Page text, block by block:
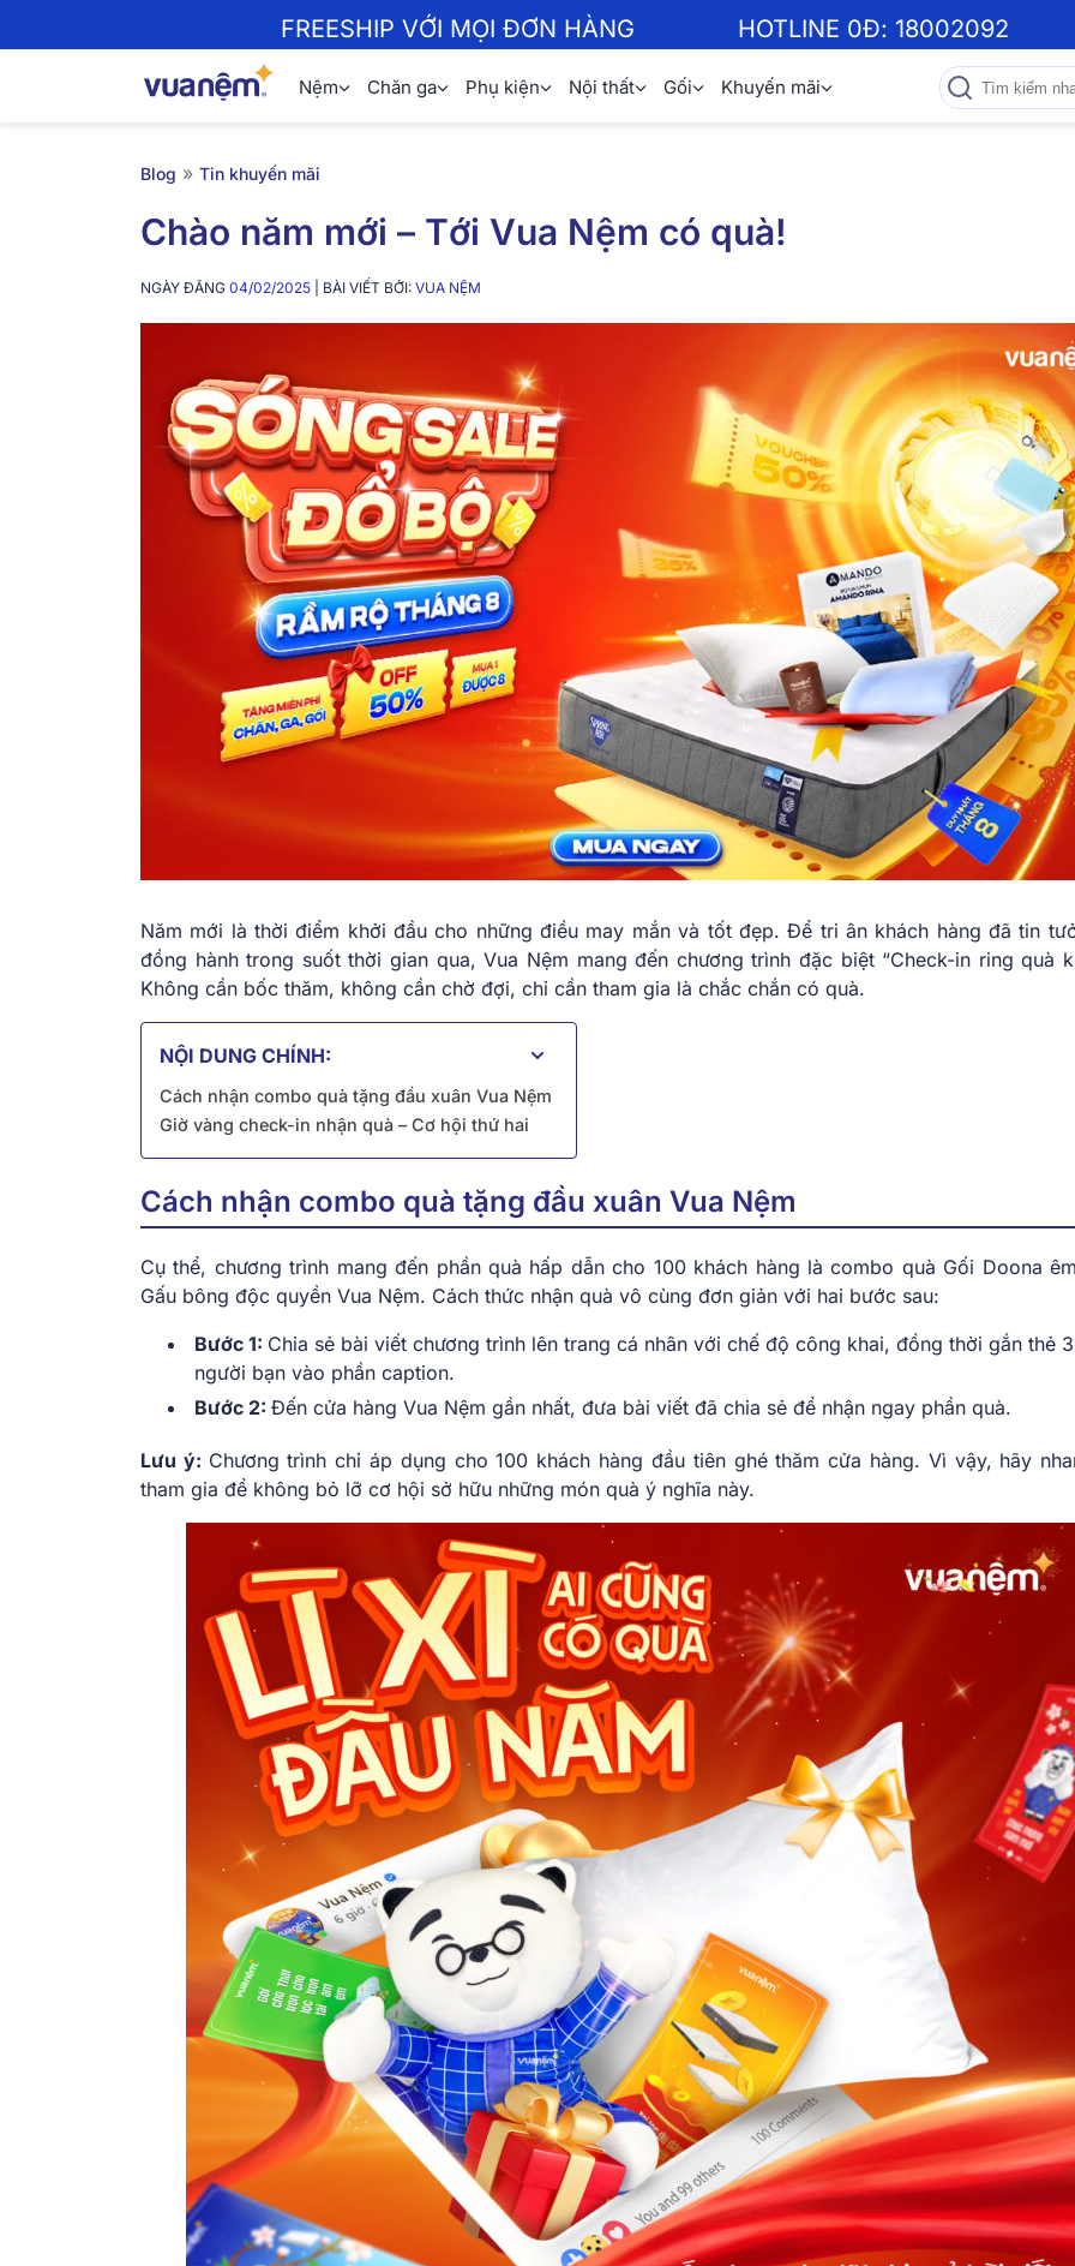
FREESHIP VỚI MỌI ĐƠN HÀNG HOTLINE 0Đ: 18002092
Nệm Chăn ga Phụ kiện Nội thất Gối Khuyến mãi
Blog » Tin khuyến mãi
Chào năm mới – Tới Vua Nệm có quà!
NGÀY ĐĂNG 04/02/2025 | BÀI VIẾT BỞI: VUA NỆM
Năm mới là thời điểm khởi đầu cho những điều may mắn và tốt đẹp. Để tri ân khách hàng đã tin
đồng hành trong suốt thời gian qua, Vua Nệm mang đến chương trình đặc biệt “Check-in ring quà
Không cần bốc thăm, không cần chờ đợi, chỉ cần tham gia là chắc chắn có quà.
NỘI DUNG CHÍNH:
Cách nhận combo quà tặng đầu xuân Vua Nệm
Giờ vàng check-in nhận quà – Cơ hội thứ hai
Cách nhận combo quà tặng đầu xuân Vua Nệm
Cụ thể, chương trình mang đến phần quà hấp dẫn cho 100 khách hàng là combo quà Gối Doona
Gấu bông độc quyền Vua Nệm. Cách thức nhận quà vô cùng đơn giản với hai bước sau:
Bước 1: Chia sẻ bài viết chương trình lên trang cá nhân với chế độ công khai, đồng thời gắn thẻ 3
người bạn vào phần caption.
Bước 2: Đến cửa hàng Vua Nệm gần nhất, đưa bài viết đã chia sẻ để nhận ngay phần quà.
Lưu ý: Chương trình chỉ áp dụng cho 100 khách hàng đầu tiên ghé thăm cửa hàng. Vì vậy, hãy
tham gia để không bỏ lỡ cơ hội sở hữu những món quà ý nghĩa này.